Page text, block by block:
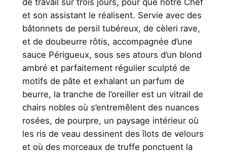
et son assistant le réalisent. Servie avec des
bâtonnets de persil tubéreux, de cèleri rave,
et de doubeurre rôtis, accompagnée d’une
sauce Périgueux, sous ses atours d’un blond
ambré et parfaitement régulier sculpté de
motifs de pâte et exhalant un parfum de
beurre, la tranche de l’oreiller est un vitrail de
chairs nobles où s’entremêlent des nuances
rosées, de pourpre, un paysage intérieur où
les ris de veau dessinent des îlots de velours
et où des morceaux de truffe ponctuent la